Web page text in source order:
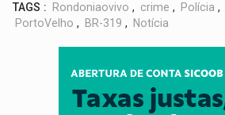
TAGS : Rondoniaovivo , crime , Polícia ,
PortoVelho , BR-319 , Notícia